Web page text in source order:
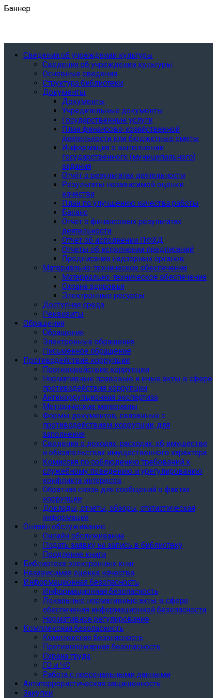
Баннер
Сведения об учреждении культуры
Сведения об учреждении культуры
Основные сведения
Структура библиотеки
Документы
Документы
Учредительные документы
Государственные услуги
План финансово-хозяйственной
деятельности или бюджетные сметы
Информация о выполнении
государственного (муниципального)
задания
Отчёт о результатах деятельности
Результаты независимой оценки
качества
План по улучшению качества работы
Баланс
Отчет о финансовых результатах
деятельности
Отчет об исполнении ПФХД
Отчеты об исполнении предписаний
Предписания надзорных органов
Материально-техническое обеспечение
Материально-техническое обеспечение
Охрана здоровья
Электронные ресурсы
Доступная среда
Реквизиты
Обращения
Обращения
Электронные обращения
Письменное обращение
Противодействие коррупции
Противодействие коррупции
Нормативные правовые и иные акты в сфере
противодействия коррупции
Антикоррупционная экспертиза
Методические материалы
Формы документов, связанные с
противодействием коррупции, для
заполнения
Сведения о доходах, расходах, об имуществе
и обязательствах имущественного характера
Комиссия по соблюдению требований к
служебному поведению и урегулированию
конфликта интересов
Обратная связь для сообщений о фактах
коррупции
Доклады, отчеты, обзоры, статистическая
информация
Онлайн обслуживание
Онлайн обслуживание
Подать заявку на запись в библиотеку
Продление книги
Библиотека электронных книг
Независимая оценка качества
Информационная безопасность
Информационная безопасность
Локальные нормативные акты в сфере
обеспечения информационной безопасности
Нормативное регулирование
Комплексная безопасность
Комплексная безопасность
Противопожарная безопасность
Охрана труда
ГО и ЧС
Работа с персональными данными
Антитеррористическая защищенность
Закупки